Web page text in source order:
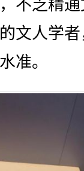
不乏精
文人学
准。